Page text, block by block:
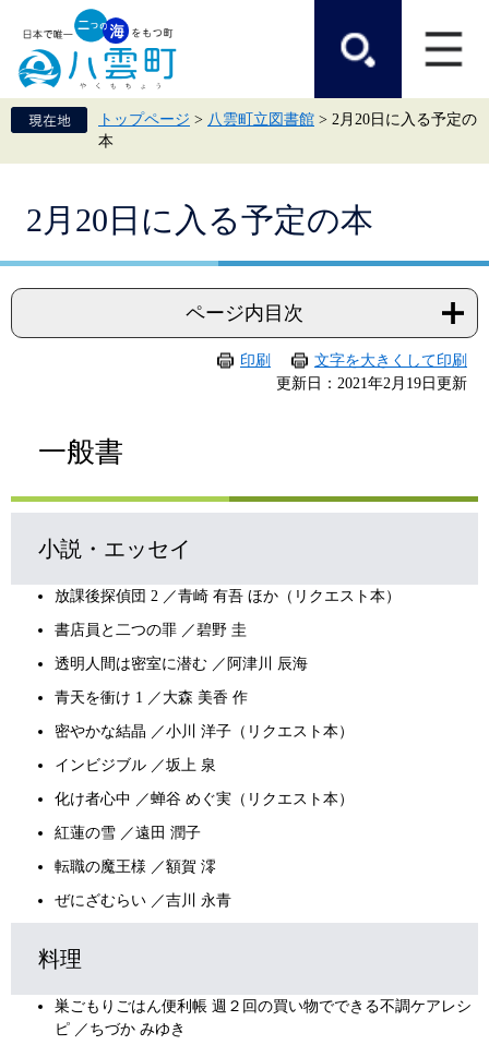
頭
で
飛
ば
て
トップページ > 八雲町立図書館 > 2月20日に入る予定の
本
2月20日に入る予定の本
ページ内目次
印刷
文字を大きくして印刷
更新日：2021年2月19日更新
一般書
小説・エッセイ
放課後探偵団 2 ／青崎 有吾 ほか（リクエスト本）
書店員と二つの罪 ／碧野 圭
透明人間は密室に潜む ／阿津川 辰海
青天を衝け 1 ／大森 美香 作
密やかな結晶 ／小川 洋子（リクエスト本）
インビジブル ／坂上 泉
化け者心中 ／蝉谷 めぐ実（リクエスト本）
紅蓮の雪 ／遠田 潤子
転職の魔王様 ／額賀 澪
ぜにざむらい ／吉川 永青
料理
巣ごもりごはん便利帳 週２回の買い物でできる不調ケアレシ
ピ ／ちづか みゆき